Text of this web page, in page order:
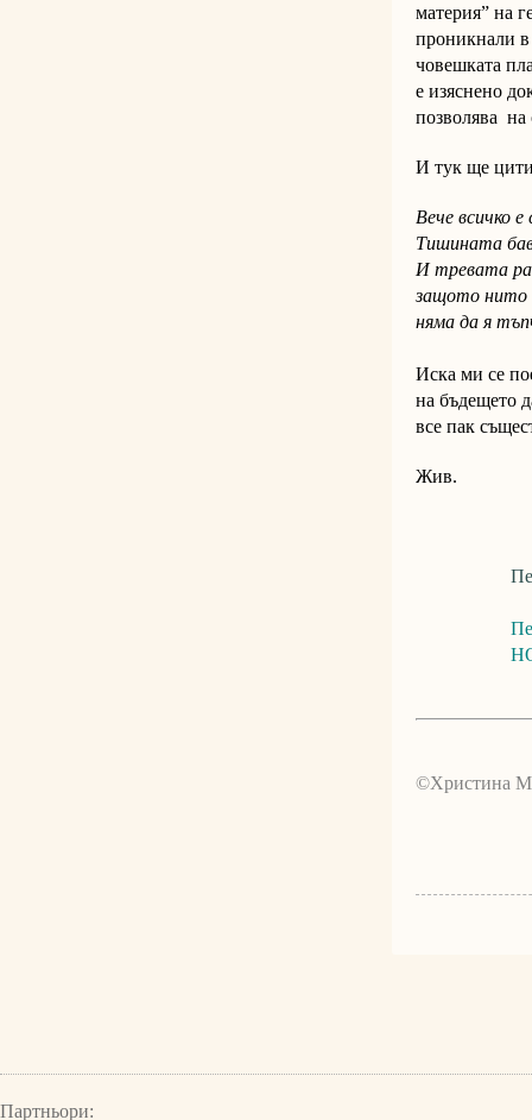
материя” на
проникнали в
човешката
е изяснено
позволява на
И тук ще
Вече всичко
Тишината
И тревата
защото нито
няма да я
Иска ми се
на бъдещето
все пак
Жив.
©Христина
Партньори: